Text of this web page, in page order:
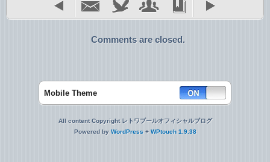
Comments are closed.
Mobile Theme
All content Copyright レトワブールオフィシャルブログ
Powered by WordPress + WPtouch 1.9.38